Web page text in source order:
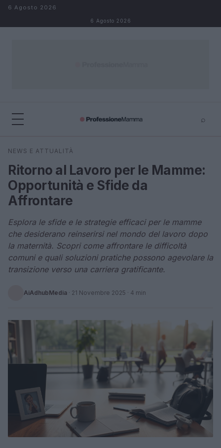
Salta al contenuto
6 Agosto 2026
6 Agosto 2026
⌕
Cerca
NEWS E ATTUALITÀ
Ritorno al Lavoro per le Mamme:
Opportunità e Sfide da
Affrontare
Esplora le sfide e le strategie efficaci per le mamme
che desiderano reinserirsi nel mondo del lavoro dopo
la maternità. Scopri come affrontare le difficoltà
comuni e quali soluzioni pratiche possono agevolare la
transizione verso una carriera gratificante.
AiAdhubMedia · 21 Novembre 2025 · 4 min